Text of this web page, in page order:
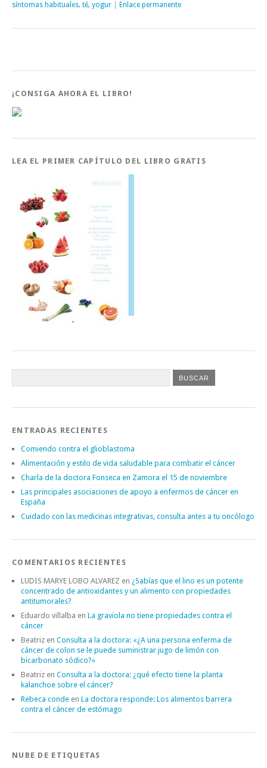
síntomas habituales, té, yogur Enlace permanente
¡CONSIGA AHORA EL LIBRO!
LEA EL PRIMER CAPÍTULO DEL LIBRO GRATIS
ENTRADAS RECIENTES
Comiendo contra el glioblastoma
Alimentación y estilo de vida saludable para combatir el cáncer
Charla de la doctora Fonseca en Zamora el 15 de noviembre
Las principales asociaciones de apoyo a enfermos de cáncer en
España
Cuidado con las medicinas integrativas, consulta antes a tu oncólogo
COMENTARIOS RECIENTES
LUDIS MARYE LOBO ALVAREZ en ¿Sabías que el lino es un potente
concentrado de antioxidantes y un alimento con propiedades
antitumorales?
Eduardo villalba en La graviola no tiene propiedades contra el
cáncer
Beatriz en Consulta a la doctora: «¿A una persona enferma de
cáncer de colon se le puede suministrar jugo de limón con
bicarbonato sódico?»
Beatriz en Consulta a la doctora: ¿qué efecto tiene la planta
kalanchoe sobre el cáncer?
Rebeca conde en La doctora responde: Los alimentos barrera
contra el cáncer de estómago
NUBE DE ETIQUETAS